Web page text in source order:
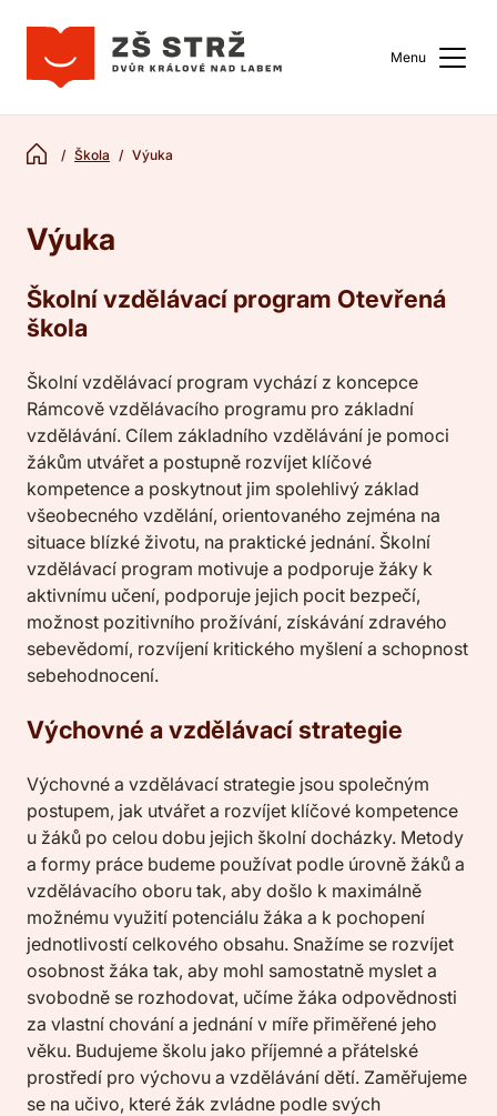
Menu
Škola Výuka
Výuka
Školní vzdělávací program Otevřená
škola
Školní vzdělávací program vychází z koncepce
Rámcově vzdělávacího programu pro základní
vzdělávání. Cílem základního vzdělávání je pomoci
žákům utvářet a postupně rozvíjet klíčové
kompetence a poskytnout jim spolehlivý základ
všeobecného vzdělání, orientovaného zejména na
situace blízké životu, na praktické jednání. Školní
vzdělávací program motivuje a podporuje žáky k
aktivnímu učení, podporuje jejich pocit bezpečí,
možnost pozitivního prožívání, získávání zdravého
sebevědomí, rozvíjení kritického myšlení a schopnost
sebehodnocení.
Výchovné a vzdělávací strategie
Výchovné a vzdělávací strategie jsou společným
postupem, jak utvářet a rozvíjet klíčové kompetence
u žáků po celou dobu jejich školní docházky. Metody
a formy práce budeme používat podle úrovně žáků a
vzdělávacího oboru tak, aby došlo k maximálně
možnému využití potenciálu žáka a k pochopení
jednotlivostí celkového obsahu. Snažíme se rozvíjet
osobnost žáka tak, aby mohl samostatně myslet a
svobodně se rozhodovat, učíme žáka odpovědnosti
za vlastní chování a jednání v míře přiměřené jeho
věku. Budujeme školu jako příjemné a přátelské
prostředí pro výchovu a vzdělávání dětí. Zaměřujeme
se na učivo, které žák zvládne podle svých